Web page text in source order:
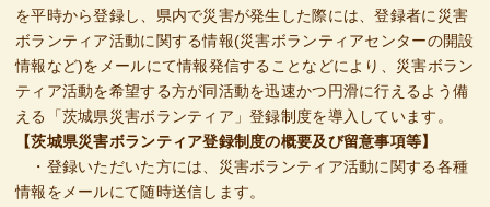
を平時から登録し、県内で災害が発生した際には、登録者に災害
ボランティア活動に関する情報(災害ボランティアセンターの開設
情報など)をメールにて情報発信することなどにより、災害ボラン
ティア活動を希望する方が同活動を迅速かつ円滑に行えるよう備
える「茨城県災害ボランティア」登録制度を導入しています。
【茨城県災害ボランティア登録制度の概要及び留意事項等】
・登録いただいた方には、災害ボランティア活動に関する各種
情報をメールにて随時送信します。